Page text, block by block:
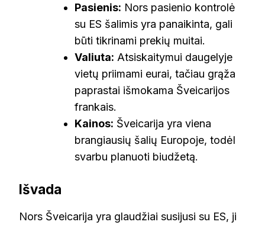
Pasienis: Nors pasienio kontrolė
su ES šalimis yra panaikinta, gali
būti tikrinami prekių muitai.
Valiuta: Atsiskaitymui daugelyje
vietų priimami eurai, tačiau grąža
paprastai išmokama Šveicarijos
frankais.
Kainos: Šveicarija yra viena
brangiausių šalių Europoje, todėl
svarbu planuoti biudžetą.
Išvada
Nors Šveicarija yra glaudžiai susijusi su ES, ji